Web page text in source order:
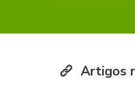
Artigos